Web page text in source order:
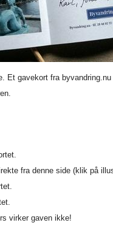
Et gavekort fra
fra denne side (klik på
virker gaven ikke!